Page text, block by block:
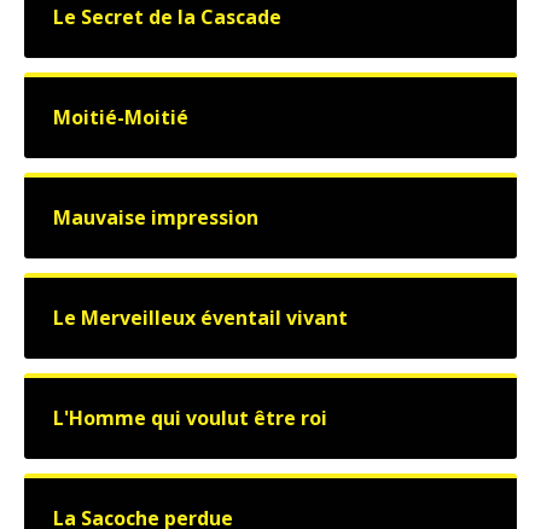
Le Secret de la Cascade
Moitié-Moitié
Mauvaise impression
Le Merveilleux éventail vivant
L'Homme qui voulut être roi
La Sacoche perdue